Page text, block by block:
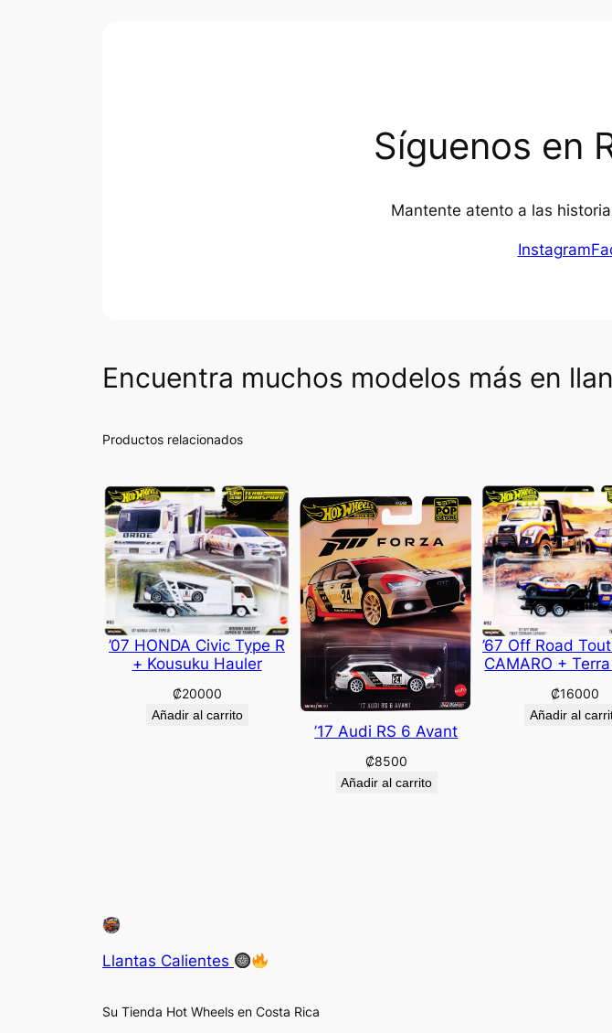
Síguenos en
Mantente atento a las
Instagram
Encuentra muchos modelos más en
Productos relacionados
’07 HONDA Civic Type R
+ Kousuku Hauler
₡20000
Añadir al carrito
’17 Audi RS 6 Avant
₡8500
Añadir al carrito
’67 Off Road
CAMARO +
₡16000
Añadir al
Llantas Calientes
Su Tienda Hot Wheels en Costa Rica